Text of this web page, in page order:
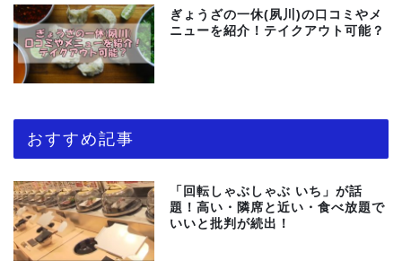
ぎょうざの一休(夙川)の口コミやメ
ニューを紹介！テイクアウト可能？
おすすめ記事
「回転しゃぶしゃぶ いち」が話
題！高い・隣席と近い・食べ放題で
いいと批判が続出！